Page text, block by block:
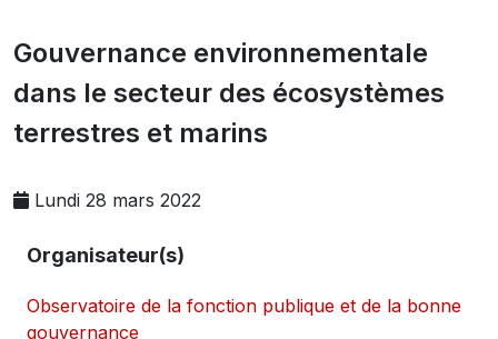
Gouvernance environnementale
dans le secteur des écosystèmes
terrestres et marins
Lundi 28 mars 2022
Organisateur(s)
Observatoire de la fonction publique et de la bonne
gouvernance